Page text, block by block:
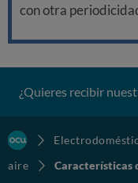
con otra
¿Quieres recibir
aire
Características